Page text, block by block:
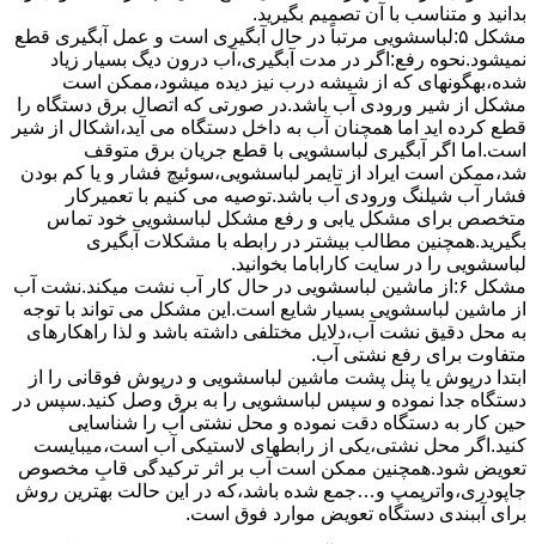
بدانید و متناسب با آن تصمیم بگیرید.
مشکل ۵:لباسشویی مرتباً در ﺣﺎل آﺑﮕﯿﺮی اﺳﺖ و ﻋﻤﻞ آﺑﮕﯿﺮی ﻗﻄﻊ
نمیشود.نحوه رﻓﻊ:اﮔﺮ در ﻣﺪت آﺑﮕﯿﺮی،آب درون دﯾﮓ ﺑﺴﯿﺎر زﯾﺎد
ﺷﺪه،بهگونهای ﮐﻪ از ﺷﯿﺸﻪ درب ﻧﯿﺰ دﯾﺪه میشود،ممکن است
مشکل از شیر ورودی آب باشد.در صورتی که اتصال برق دستگاه را
قطع کرده اید اما همچنان آب به داخل دستگاه می آید،اشکال از شیر
است.اما اگر آبگیری لباسشویی با قطع جریان برق متوقف
شد،ممکن است ایراد از تایمر لباسشویی،سوئیچ فشار و یا کم بودن
فشار آب شیلنگ ورودی آب باشد.توصیه می کنیم با تعمیرکار
متخصص برای مشکل یابی و رفع مشکل لباسشویی خود تماس
بگیرید.همچنین مطالب بیشتر در رابطه با مشکلات آبگیری
لباسشویی را در سایت کاراباما بخوانید.
مشکل ۶:از ﻣﺎﺷﯿﻦ لباسشویی در ﺣﺎل ﮐﺎر آب ﻧﺸﺖ میکند.نشت آب
از ماشین لباسشویی بسیار شایع است.این مشکل می تواند با توجه
به محل دقیق نشت آب،دلایل مختلفی داشته باشد و لذا راهکارهای
متفاوت برای رفع نشتی آب.
ابتدا درپوش یا پنل ﭘﺸﺖ ﻣﺎﺷﯿﻦ لباسشویی و درپوش ﻓﻮﻗﺎﻧﯽ را از
دستگاه ﺟﺪا ﻧﻤﻮده و ﺳﭙﺲ لباسشویی را ﺑﻪ ﺑﺮق وصل ﮐﻨﯿﺪ.سپس در
حین کار به دستگاه دقت نموده و ﻣﺤﻞ نشتی آب را ﺷﻨﺎﺳﺎﯾﯽ
کنید.اﮔﺮ ﻣﺤﻞ نشتی،ﯾﮑﯽ از رابطهای ﻻﺳﺘﯿﮑﯽ آب اﺳﺖ،میبایست
ﺗﻌﻮﯾﺾ شود.همچنین ﻣﻤﮑﻦ اﺳﺖ آب بر اثر ﺗﺮﮐﯿﺪﮔﯽ قابِ ﻣﺨﺼﻮص
ﺟﺎﭘﻮدری،واترپمپ و…جمع شده ﺑﺎﺷﺪ،ﮐﻪ در این حالت بهترین روش
برای آببندی دستگاه ﺗﻌﻮﯾﺾ ﻣﻮارد ﻓﻮق اﺳﺖ.